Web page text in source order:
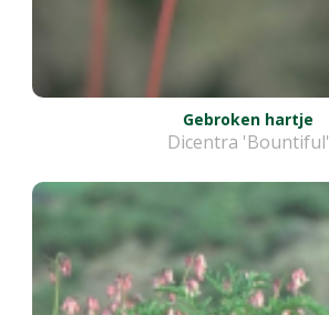
Gebroken hartje
Dicentra 'Bountiful'